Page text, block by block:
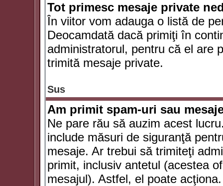
Tot primesc mesaje private
În viitor vom adauga o listă de
Deocamdată dacă primiţi în
administratorul, pentru că el are
trimită mesaje private.
Sus
Am primit spam-uri sau
Ne pare rău să auzim acest
include măsuri de siguranţă
mesaje. Ar trebui să trimiteţi
primit, inclusiv antetul (acestea
mesajul). Astfel, el poate acţiona.